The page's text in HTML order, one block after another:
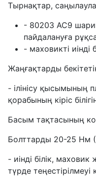
Тырнақтар,
- 80203 AC9
пайдалануға
- маховикті
Жаңғақтарды
- ілінісу қысымының
қорабының кіріс
Басым тақтасының
Болттарды 20-25 Нм
- иінді білік,
түрде теңестірілмеуі